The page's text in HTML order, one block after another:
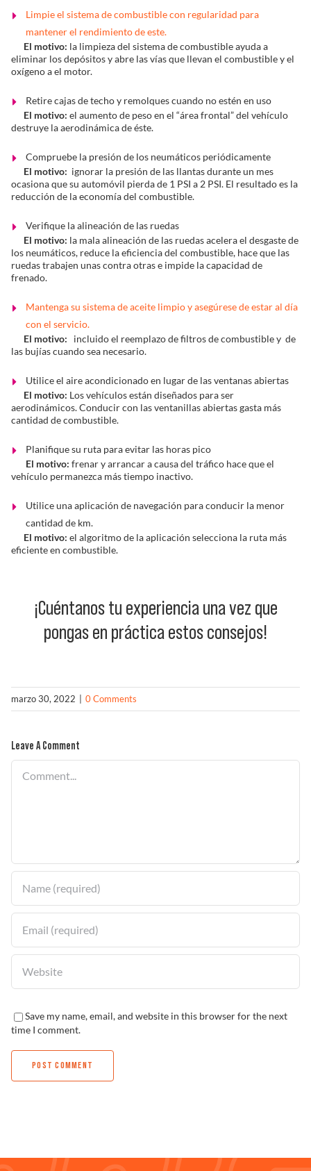
Limpie el sistema de combustible con regularidad para
mantener el rendimiento de este.
El motivo: la limpieza del sistema de combustible ayuda a
eliminar los depósitos y abre las vías que llevan el combustible y el
oxígeno a el motor.
Retire cajas de techo y remolques cuando no estén en uso
El motivo: el aumento de peso en el “área frontal” del vehículo
destruye la aerodinámica de éste.
Compruebe la presión de los neumáticos periódicamente
El motivo: ignorar la presión de las llantas durante un mes
ocasiona que su automóvil pierda de 1 PSI a 2 PSI. El resultado es la
reducción de la economía del combustible.
Verifique la alineación de las ruedas
El motivo: la mala alineación de las ruedas acelera el desgaste de
los neumáticos, reduce la eficiencia del combustible, hace que las
ruedas trabajen unas contra otras e impide la capacidad de
frenado.
Mantenga su sistema de aceite limpio y asegúrese de estar al día
con el servicio.
El motivo:
incluido el reemplazo de filtros de combustible y de
las bujías cuando sea necesario.
Utilice el aire acondicionado en lugar de las ventanas abiertas
El motivo: Los vehículos están diseñados para ser
aerodinámicos. Conducir con las ventanillas abiertas gasta más
cantidad de combustible.
Planifique su ruta para evitar las horas pico
El motivo: frenar y arrancar a causa del tráfico hace que el
vehículo permanezca más tiempo inactivo.
Utilice una aplicación de navegación para conducir la menor
cantidad de km.
El motivo: el algoritmo de la aplicación selecciona la ruta más
eficiente en combustible.
¡Cuéntanos tu experiencia una vez que
pongas en práctica estos consejos!
marzo 30, 2022 0 Comments
Leave A Comment
Save my name, email, and website in this browser for the next
time I comment.